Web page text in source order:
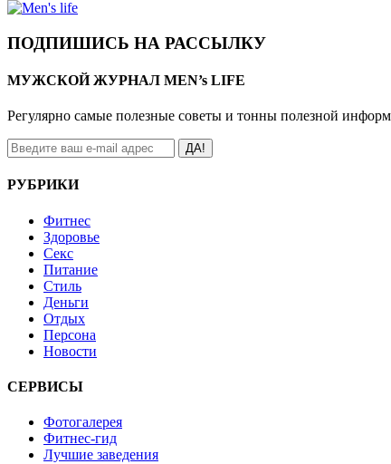
ПОДПИШИСЬ НА РАССЫЛКУ
МУЖСКОЙ ЖУРНАЛ MEN’s LIFE
Регулярно самые полезные советы и тонны полезной
ДА!
РУБРИКИ
Фитнес
Здоровье
Секс
Питание
Стиль
Деньги
Отдых
Персона
Новости
СЕРВИСЫ
Фотогалерея
Фитнес-гид
Лучшие заведения